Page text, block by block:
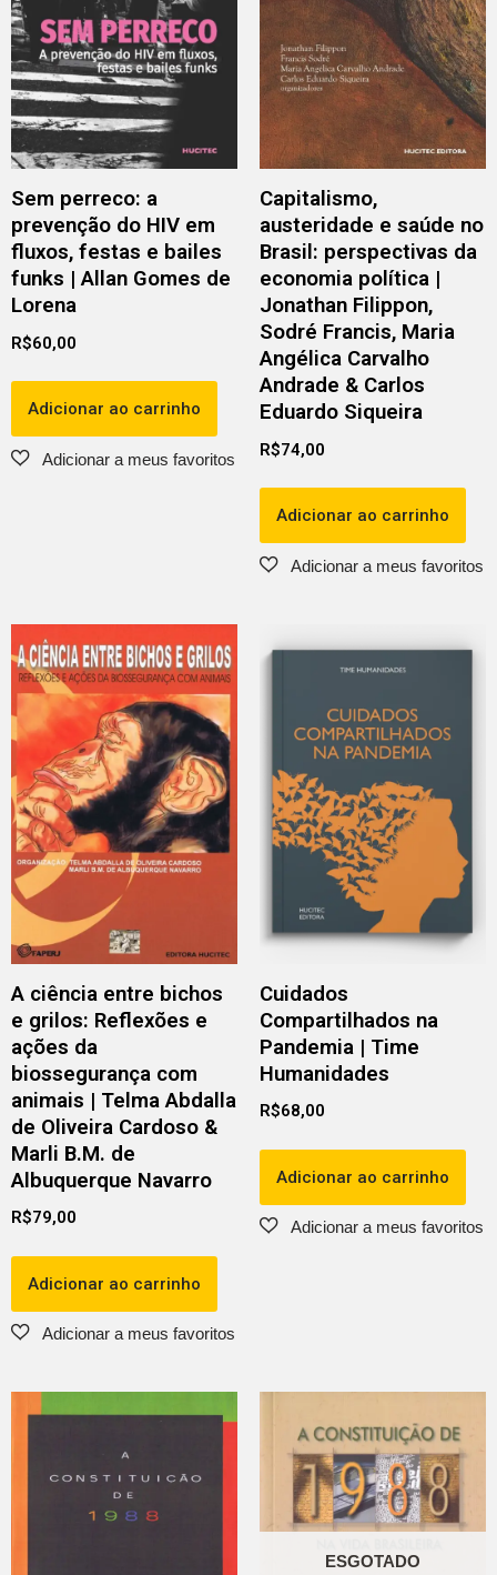
Sem perreco: a
prevenção do HIV em
fluxos, festas e bailes
funks | Allan Gomes de
Lorena
R$60,00
Adicionar ao carrinho
Capitalismo,
austeridade e saúde no
Brasil: perspectivas da
economia política |
Jonathan Filippon,
Sodré Francis, Maria
Angélica Carvalho
Andrade & Carlos
Eduardo Siqueira
R$74,00
Adicionar ao carrinho
A ciência entre bichos
e grilos: Reflexões e
ações da
biossegurança com
animais | Telma Abdalla
de Oliveira Cardoso &
Marli B.M. de
Albuquerque Navarro
R$79,00
Adicionar ao carrinho
Cuidados
Compartilhados na
Pandemia | Time
Humanidades
R$68,00
Adicionar ao carrinho
ESGOTADO